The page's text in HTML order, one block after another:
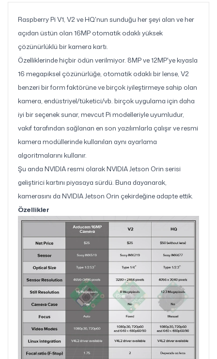
Raspberry Pi V1, V2 ve HQ'nun sunduğu her şeyi alan ve her
açıdan üstün olan 16MP otomatik odaklı yüksek
çözünürlüklü bir kamera kartı.
Özelliklerinde hiçbir ödün verilmiyor. 8MP ve 12MP'ye kıyasla
16 megapiksel çözünürlüğe, otomatik odaklı bir lense, V2
benzeri bir form faktörüne ve birçok iyileştirmeye sahip olan
kamera, endüstriyel/tüketici/vb. birçok uygulama için daha
iyi bir seçenek sunar, mevcut Pi modelleriyle uyumludur,
vakıf tarafından sağlanan en son yazılımlarla çalışır ve resmi
kamera modüllerinde kullanılan aynı ayarlama
algoritmalarını kullanır.
Şu anda NVIDIA resmi olarak NVIDIA Jetson Orin serisi
geliştirici kartını piyasaya sürdü. Buna dayanarak,
kamerasını da NVIDIA Jetson Orin çekirdeğine adapte ettik.
Özellikler